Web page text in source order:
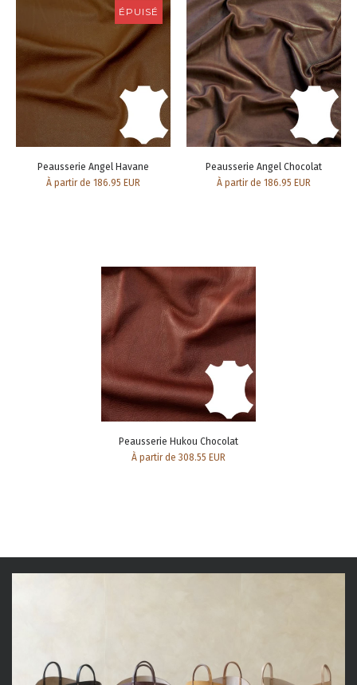
ÉPUISÉ
Peausserie Angel Havane
À partir de 186.95 EUR
Peausserie Angel Chocolat
À partir de 186.95 EUR
Peausserie Hukou Chocolat
À partir de 308.55 EUR